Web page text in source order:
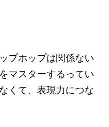
プホップは関係ない
マスターするってい
くて、表現力につな